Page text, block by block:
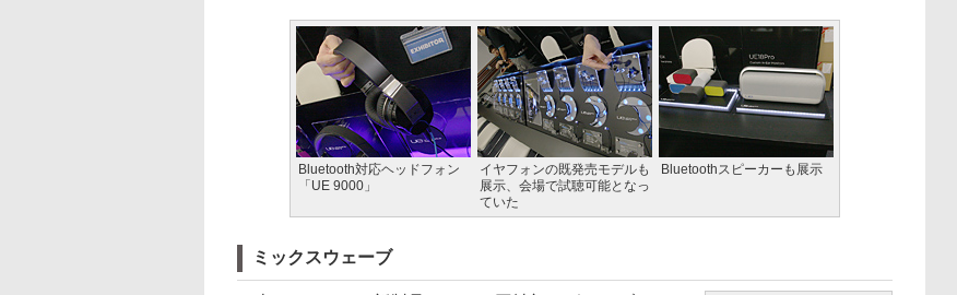
Bluetooth対応ヘッドフォン
「UE 9000」
イヤフォンの既発売モデルも
展示、会場で試聴可能となっ
ていた
Bluetoothスピーカーも展示
ミックスウェーブ